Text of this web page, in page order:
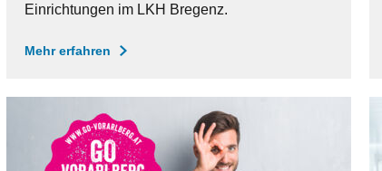
Einrichtungen im LKH Bregenz.
Mehr erfahren